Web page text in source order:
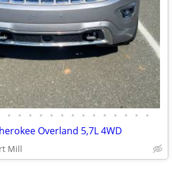
• • • • • • • • • • • • • •
Overland 5,7L 4WD
Mill